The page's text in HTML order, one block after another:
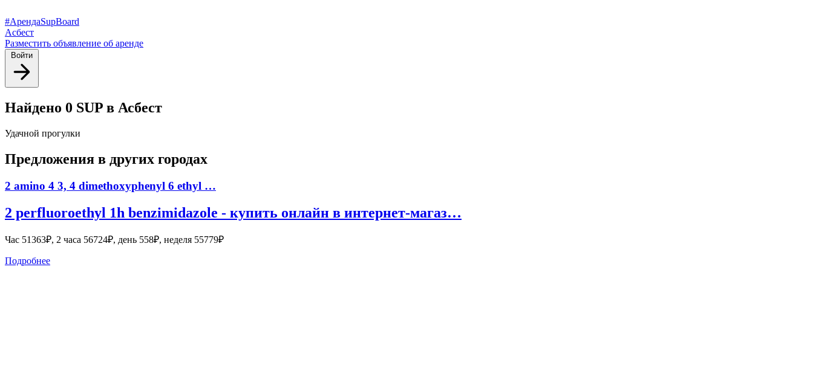
#АрендаSupBoard
Асбест
Разместить объявление об аренде
Войти
Найдено 0 SUP в Асбест
Удачной прогулки
Предложения в других городах
2 amino 4 3, 4 dimethoxyphenyl 6 ethyl …
2 perfluoroethyl 1h benzimidazole - купить онлайн в интернет-магаз…
Час 51363₽, 2 часа 56724₽, день 558₽, неделя 55779₽
Подробнее